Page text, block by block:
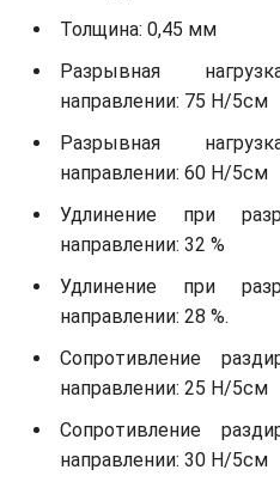
Толщина: 0,45 мм
Разрывная
направлении: 75 Н/5см
Разрывная
направлении: 60 Н/5см
Удлинение при
направлении: 32 %
Удлинение при
направлении: 28 %.
Сопротивление
направлении: 25 Н/5см
Сопротивление
направлении: 30 Н/5см